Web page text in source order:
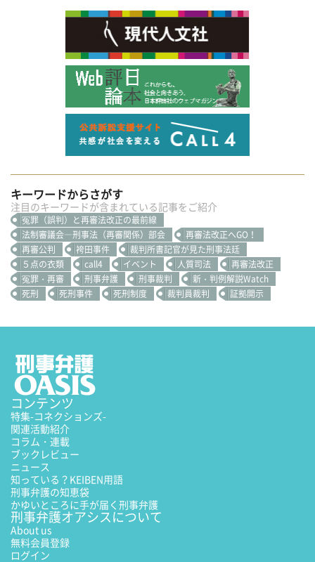
キーワードからさがす
注目のキーワードが含まれている記事をご紹介
冤罪（誤判）と再審法改正の最前線
法制審議会―刑事法（再審関係）部会
再審法改正へGO！
再審公判
袴田事件
裁判所書記官が見た刑事法廷
５点の衣類
call4 イベント 人質司法
再審法改正
冤罪・再審
刑事弁護 刑事裁判
新・判例解説Watch
死刑
死刑事件 死刑制度 裁判員裁判 証拠開示
コンテンツ
特集-コネクションズ-
関連活動紹介
コラム・連載
ブックレビュー
ニュース
知っている？KEIBEN用語
刑事弁護の知恵袋
かゆいところに手が届く刑事弁護
刑事弁護オアシスについて
About us
無料会員登録
ログイン